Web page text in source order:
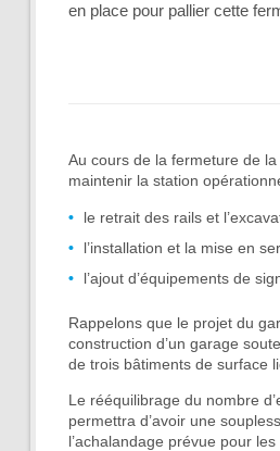
en place pour pallier cette
Au cours de la fermeture de
maintenir la station
le retrait des rails et
l’installation et la mise en
l’ajout d’équipements de
Rappelons que le projet du
construction d’un garage
de trois bâtiments de surface
Le rééquilibrage du nombre
permettra d’avoir une
l’achalandage prévue pour